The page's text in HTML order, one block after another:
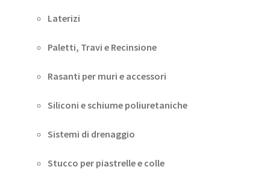
Laterizi
Paletti, Travi e Recinsione
Rasanti per muri e accessori
Siliconi e schiume poliuretaniche
Sistemi di drenaggio
Stucco per piastrelle e colle